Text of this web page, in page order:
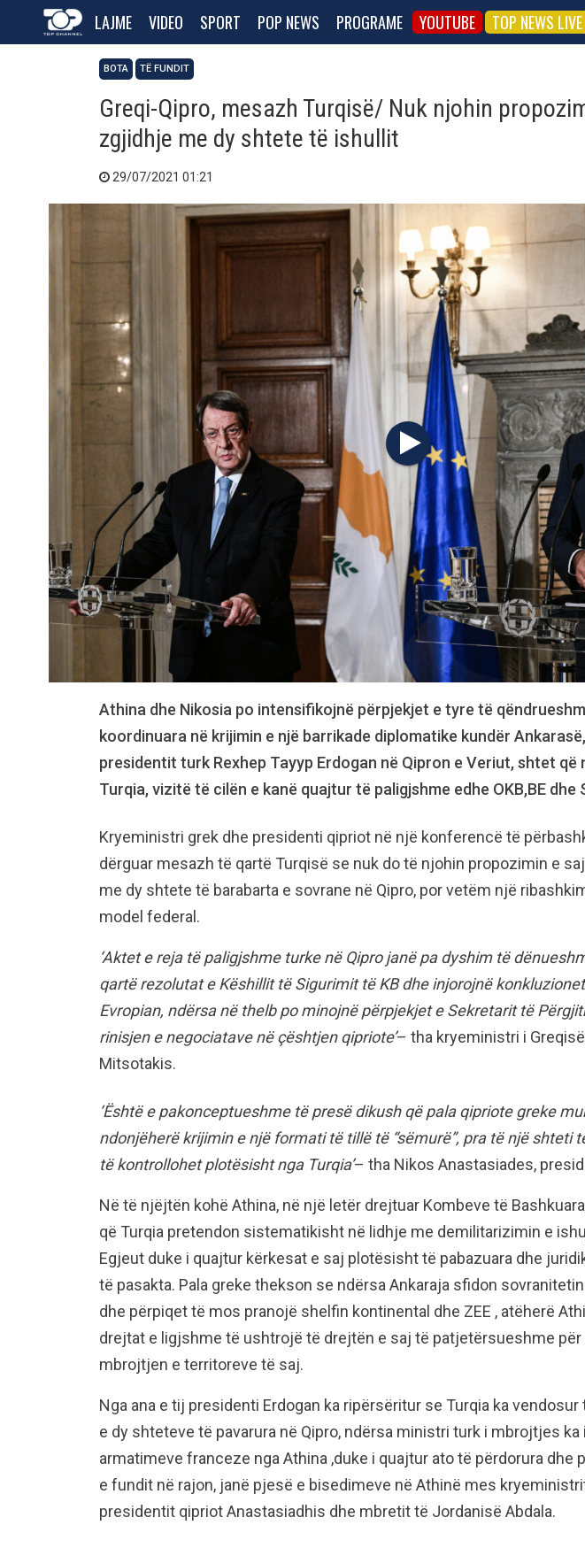
LAJME VIDEO SPORT POP NEWS PROGRAME YOUTUBE TOP NEWS LIVE
BOTA TË FUNDIT
Greqi-Qipro, mesazh Turqisë/ Nuk njohin
zgjidhje me dy shtete të ishullit
29/07/2021 01:21
Athina dhe Nikosia po intensifikojnë përpjekjet e tyre të
koordinuara në krijimin e një barrikade diplomatike kundër
presidentit turk Rexhep Tayyp Erdogan në Qipron e Veriut, shtet që
Turqia, vizitë të cilën e kanë quajtur të paligjshme edhe OKB,BE dhe
Kryeministri grek dhe presidenti qipriot në një konferencë të
dërguar mesazh të qartë Turqisë se nuk do të njohin propozimin e
me dy shtete të barabarta e sovrane në Qipro, por vetëm një
model federal.
‘Aktet e reja të paligjshme turke në Qipro janë pa dyshim të
qartë rezolutat e Këshillit të Sigurimit të KB dhe injorojnë
Evropian, ndërsa në thelb po minojnë përpjekjet e Sekretarit të
rinisjen e negociatave në çështjen qipriote’– tha kryeministri i
Mitsotakis.
‘Është e pakonceptueshme të presë dikush që pala qipriote greke
ndonjëherë krijimin e një formati të tillë të “sëmurë”, pra të një shteti
të kontrollohet plotësisht nga Turqia’– tha Nikos Anastasiades,
Në të njëjtën kohë Athina, në një letër drejtuar Kombeve të
që Turqia pretendon sistematikisht në lidhje me demilitarizimin e
Egjeut duke i quajtur kërkesat e saj plotësisht të pabazuara dhe
të pasakta. Pala greke thekson se ndërsa Ankaraja sfidon
dhe përpiqet të mos pranojë shelfin kontinental dhe ZEE , atëherë
drejtat e ligjshme të ushtrojë të drejtën e saj të patjetërsueshme për
mbrojtjen e territoreve të saj.
Nga ana e tij presidenti Erdogan ka ripërsëritur se Turqia ka
e dy shteteve të pavarura në Qipro, ndërsa ministri turk i mbrojtjes
armatimeve franceze nga Athina ,duke i quajtur ato të përdorura dhe
e fundit në rajon, janë pjesë e bisedimeve në Athinë mes
presidentit qipriot Anastasiadhis dhe mbretit të Jordanisë Abdala.